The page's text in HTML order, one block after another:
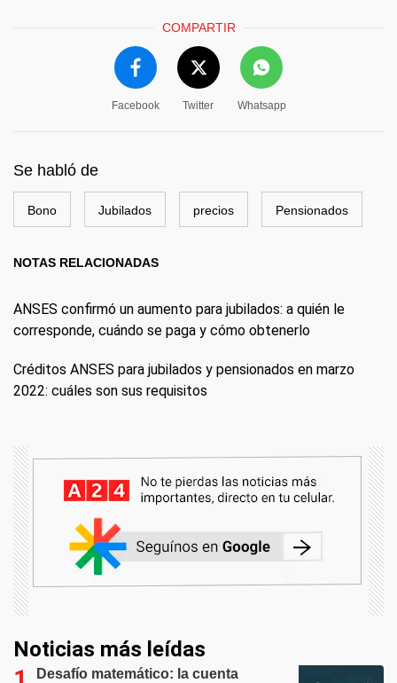
COMPARTIR
Facebook Twitter Whatsapp
Se habló de
Bono Jubilados precios Pensionados
NOTAS RELACIONADAS
ANSES confirmó un aumento para jubilados: a quién le
corresponde, cuándo se paga y cómo obtenerlo
Créditos ANSES para jubilados y pensionados en marzo
2022: cuáles son sus requisitos
Noticias más leídas
Desafío matemático: la cuenta